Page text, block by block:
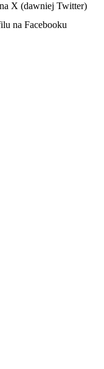
X (dawniej Twitter)
na Facebooku